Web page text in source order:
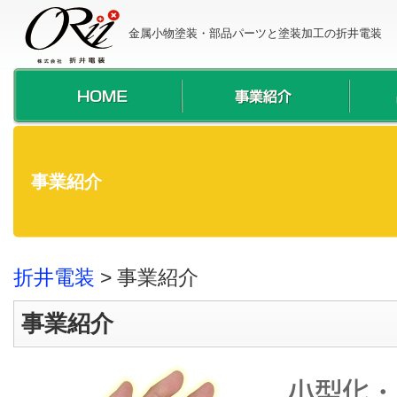
金属小物塗装・部品パーツと塗装加工の折井電装
事業紹介
折井電装 > 事業紹介
事業紹介